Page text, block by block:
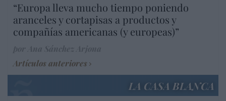
“Europa lleva mucho tiempo poniendo
aranceles y cortapisas a productos y
compañías americanas (y europeas)”
Artículos anteriores
LA CASA BLANCA